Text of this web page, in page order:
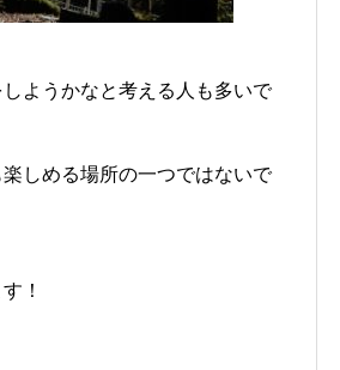
ようかなと考える人も多いで
しめる場所の一つではないで
！